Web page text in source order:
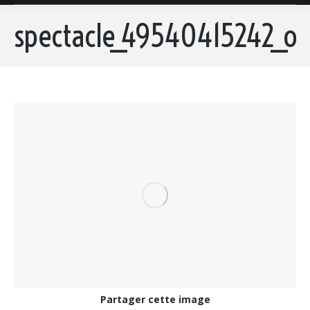
spectacle_49540415242_o
Partager cette image